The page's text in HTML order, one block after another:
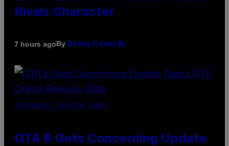
Rivals Character
7 hours agoBy Denny Connolly
SCREENSHOT: ROCKSTAR GAMES
GTA 6 Gets Concerning Update